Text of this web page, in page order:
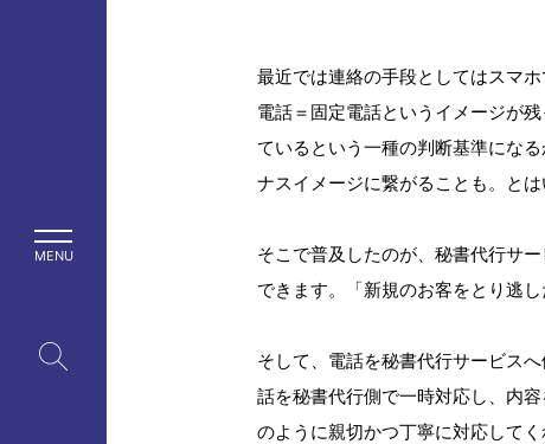
最近では連絡の手段としてはスマ
電話＝固定電話というイメージが
ているという一種の判断基準にな
ナスイメージに繋がることも。と
そこで普及したのが、秘書代行サ
できます。「新規のお客をとり逃
そして、電話を秘書代行サービス
話を秘書代行側で一時対応し、内
のように親切かつ丁寧に対応して